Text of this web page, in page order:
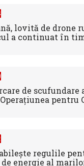
lovită de drone
a continuat în
de scufundare
pentru
regulile
energie al